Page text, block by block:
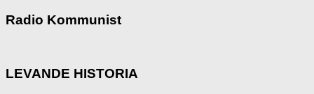
Radio Kommunist
LEVANDE HISTORIA